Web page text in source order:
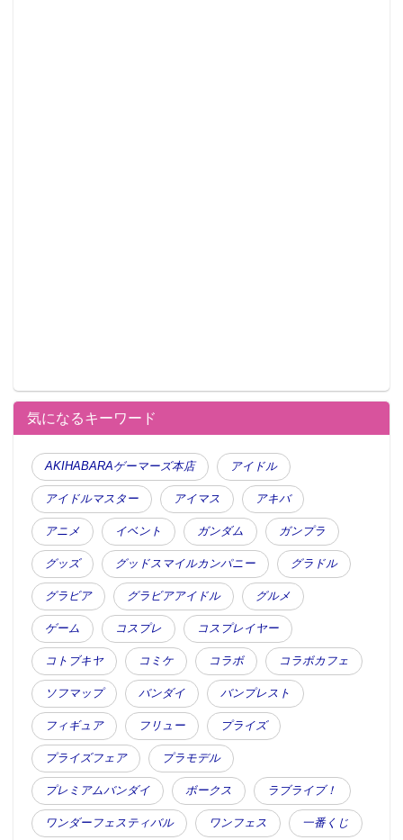
気になるキーワード
AKIHABARAゲーマーズ本店 アイドル
アイドルマスター アイマス アキバ
アニメ イベント ガンダム ガンプラ
グッズ グッドスマイルカンパニー グラドル
グラビア グラビアアイドル グルメ
ゲーム コスプレ コスプレイヤー
コトブキヤ コミケ コラボ コラボカフェ
ソフマップ バンダイ バンプレスト
フィギュア フリュー プライズ
プライズフェア プラモデル
プレミアムバンダイ ボークス ラブライブ！
ワンダーフェスティバル ワンフェス 一番くじ